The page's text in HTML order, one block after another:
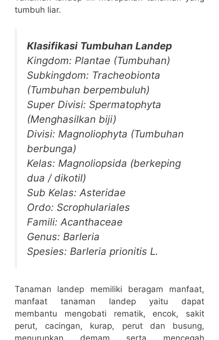
tumbuh liar.
Klasifikasi Tumbuhan Landep
Kingdom: Plantae (Tumbuhan)
Subkingdom: Tracheobionta
(Tumbuhan berpembuluh)
Super Divisi: Spermatophyta
(Menghasilkan biji)
Divisi: Magnoliophyta (Tumbuhan
berbunga)
Kelas: Magnoliopsida (berkeping
dua / dikotil)
Sub Kelas: Asteridae
Ordo: Scrophulariales
Famili: Acanthaceae
Genus: Barleria
Spesies: Barleria prionitis L.
Tanaman landep memiliki beragam manfaat,
manfaat tanaman landep yaitu dapat
membantu mengobati rematik, encok, sakit
perut, cacingan, kurap, perut dan busung,